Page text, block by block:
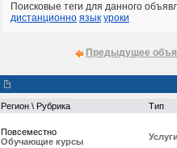
Поисковые теги для данного
дистанционно язык уроки
Предыдущее
Регион \ Рубрика Тип
Повсеместно
Обучающие курсы